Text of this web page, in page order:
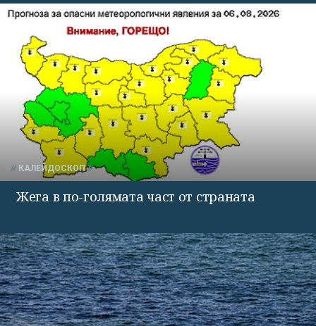
КАЛЕЙДОСКОП
Жега в по-голямата част от страната